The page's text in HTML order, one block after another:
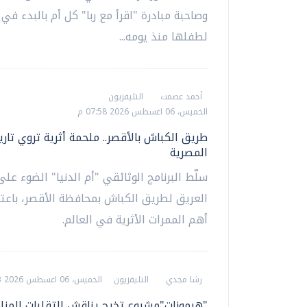
وصاحبة مبادرة "اقرأ مع ربا" كل أم بالبدء في
لطفلها منذ يومه...
أحمد عصمت
التليفزيون
الخميس، 06 اغسطس 2026 07:58 م
طريق الكباش بالأقصر.. ملحمة أثرية تروي
المصرية
سلّط البرنامج الوثائقي "أم الدنيا" الضوء
العريق لطريق الكباش بمحافظة الأقصر،
أهم الممرات الأثرية في العالم.
رشا مجدي التليفزيون الخميس، 06 اغسطس 2026 07:43 م